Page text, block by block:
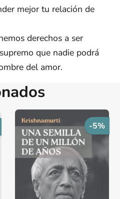
mejor tu relación de
derechos a ser
que nadie podrá
del amor.
-5%